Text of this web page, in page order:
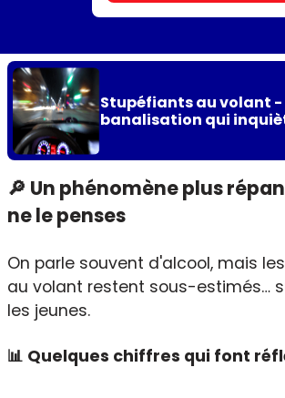
Stupéfiants au volant -
banalisation qui
🔎 Un phénomène plus
ne le penses
On parle souvent d'alcool, mais
au volant restent sous-estimés…
les jeunes.
📊 Quelques chiffres qui font